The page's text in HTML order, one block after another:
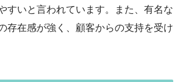
すいと言われています。また、有名な
存在感が強く、顧客からの支持を受け